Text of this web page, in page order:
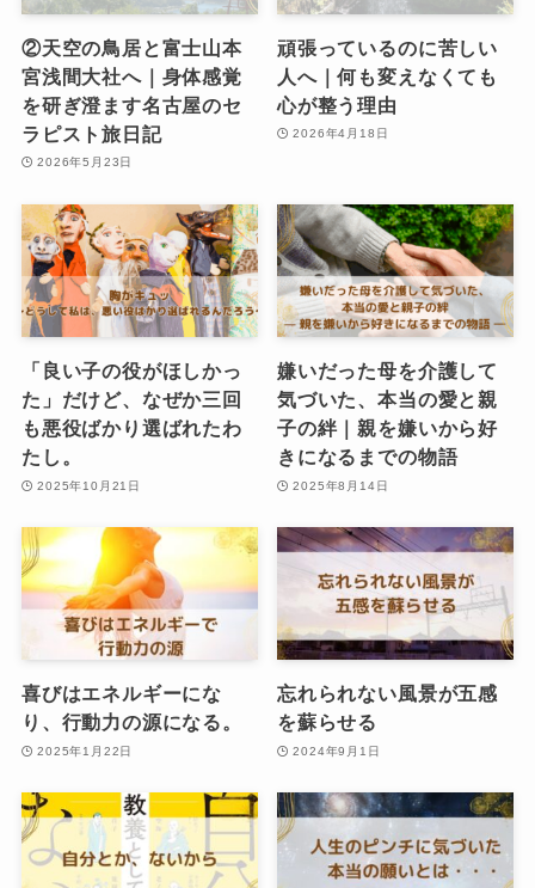
②天空の鳥居と富士山本
宮浅間大社へ｜身体感覚
を研ぎ澄ます名古屋のセ
ラピスト旅日記
2026年5月23日
頑張っているのに苦しい
人へ｜何も変えなくても
心が整う理由
2026年4月18日
「良い子の役がほしかっ
た」だけど、なぜか三回
も悪役ばかり選ばれたわ
たし。
2025年10月21日
嫌いだった母を介護して
気づいた、本当の愛と親
子の絆｜親を嫌いから好
きになるまでの物語
2025年8月14日
喜びはエネルギーにな
り、行動力の源になる。
2025年1月22日
忘れられない風景が五感
を蘇らせる
2024年9月1日